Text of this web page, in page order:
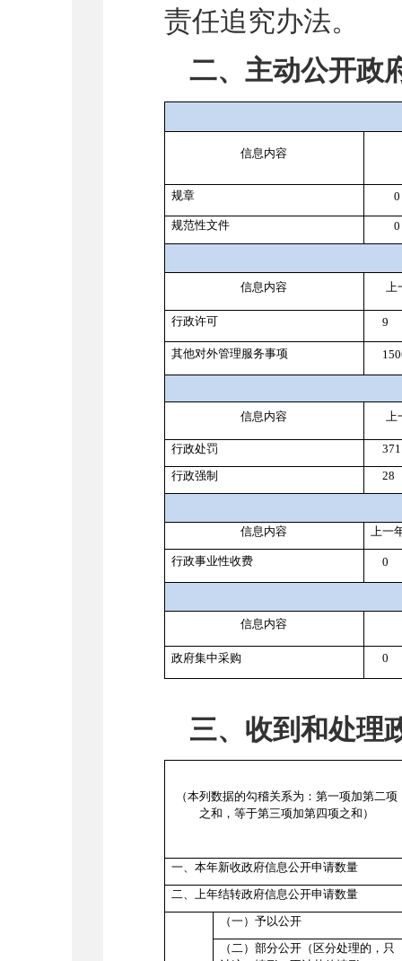
责任追究办法。
二、主动公开政
信息内容
规章 0
规范性文件 0
信息内容
行政许可 9
其他对外管理服务事项
信息内容
行政处罚
371
行政强制
28
信息内容 上一
行政事业性收费 0
信息内容
政府集中采购 0
三、收到和处理
（本列数据的勾稽关系为：第一项加第二项
之和，等于第三项加第四项之和）
一、本年新收政府信息公开申请数量
二、上年结转政府信息公开申请数量
（一）予以公开
（二）部分公开（区分处理的，只